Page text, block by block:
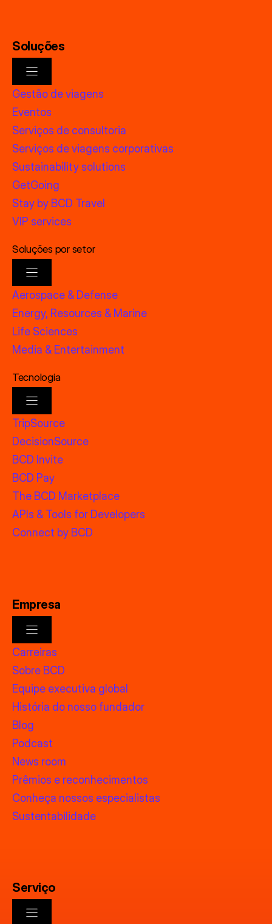
Soluções
Gestão de viagens
Eventos
Serviços de consultoria
Serviços de viagens corporativas
Sustainability solutions
GetGoing
Stay by BCD Travel
VIP services
Soluções por setor
Aerospace & Defense
Energy, Resources & Marine
Life Sciences
Media & Entertainment
Tecnologia
TripSource
DecisionSource
BCD Invite
BCD Pay
The BCD Marketplace
APIs & Tools for Developers
Connect by BCD
Empresa
Carreiras
Sobre BCD
Equipe executiva global
História do nosso fundador
Blog
Podcast
News room
Prêmios e reconhecimentos
Conheça nossos especialistas
Sustentabilidade
Serviço